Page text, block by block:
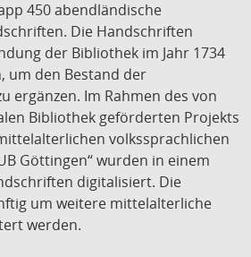
450 abendländische
Die Handschriften
der Bibliothek im Jahr 1734
um den Bestand der
ergänzen. Im Rahmen des von
Bibliothek geförderten Projekts
volkssprachlichen
Göttingen“ wurden in einem
digitalisiert. Die
um weitere mittelalterliche
werden.